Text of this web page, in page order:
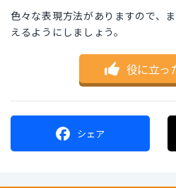
色々な表現方法がありますので、
えるようにしましょう。
役に立っ
シェア